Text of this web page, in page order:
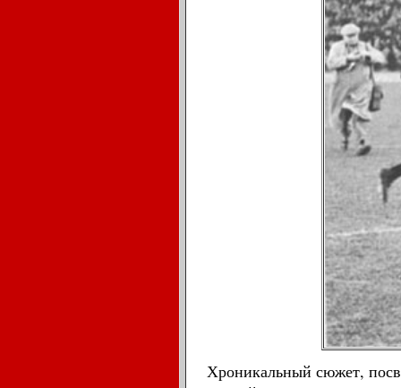
Хроникальный сюжет,